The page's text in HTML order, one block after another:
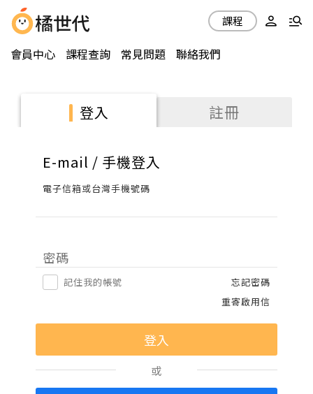
會員中心 課程查詢 常見問題 聯絡我們
課程
登入 註冊
E-mail / 手機登入
電子信箱或台灣手機號碼
密碼
記住我的帳號
忘記密碼
重寄啟用信
或